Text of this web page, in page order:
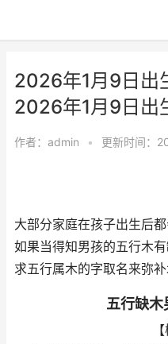
2026年1月9日出
2026年1月9日出
作者： admin • 更新时间：
大部分家庭在孩子出生后
如果当得知男孩的五行木
求五行属木的字取名来弥补
五行缺木